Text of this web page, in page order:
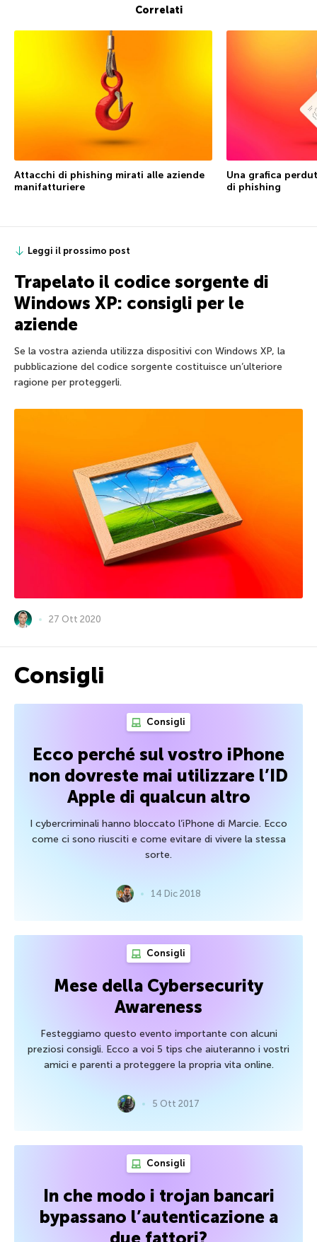
Correlati
Attacchi di phishing mirati alle aziende
manifatturiere
Una grafica
di phishing
Leggi il prossimo post
Trapelato il codice sorgente di
Windows XP: consigli per le
aziende
Se la vostra azienda utilizza dispositivi con Windows XP, la
pubblicazione del codice sorgente costituisce un’ulteriore
ragione per proteggerli.
27 Ott 2020
Consigli
Consigli
Ecco perché sul vostro iPhone
non dovreste mai utilizzare l’ID
Apple di qualcun altro
I cybercriminali hanno bloccato l’iPhone di Marcie. Ecco
come ci sono riusciti e come evitare di vivere la stessa
sorte.
14 Dic 2018
Consigli
Mese della Cybersecurity
Awareness
Festeggiamo questo evento importante con alcuni
preziosi consigli. Ecco a voi 5 tips che aiuteranno i vostri
amici e parenti a proteggere la propria vita online.
5 Ott 2017
Consigli
In che modo i trojan bancari
bypassano l’autenticazione a